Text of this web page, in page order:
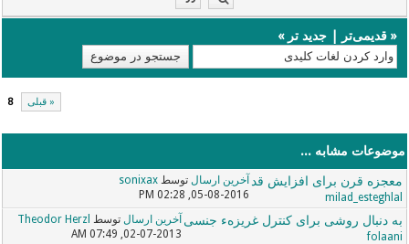
«قدیمی‌تر |جدید تر »
« قبلی 8
موضوعات مشابه ...
معجزه قرن برای افزایش قد
milad_esteghlal
آخرین ارسال توسطsonixax
05-08-2016, 02:28 PM
به دنبال روشی برای کنترل غریزهء جنسی
folaani
آخرین ارسال توسط Theodor Herzl
02-07-2013, 07:49 AM